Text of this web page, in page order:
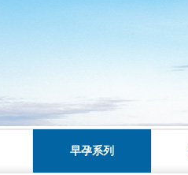
早孕系列